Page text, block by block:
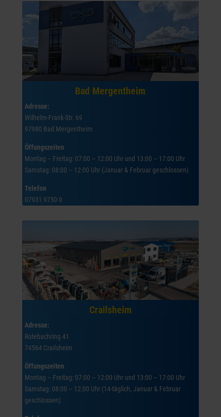
Bad Mergentheim
Adresse:
Wilhelm-Frank-Str. 69
97980 Bad Mergentheim
Öffungszeiten
Montag – Freitag: 07:00 – 12:00 Uhr und 13:00 – 17:00 Uhr
Samstag: 08:00 – 12:00 Uhr (Januar & Februar geschlossen)
Telefon
07931 9750 0
Crailsheim
Adresse:
Rotebachring 41
74564 Crailsheim
Öffungszeiten
Montag – Freitag: 07:00 – 12:00 Uhr und 13:00 – 17:00 Uhr
Samstag: 08:00 – 12:00 Uhr (14-täglich, Januar & Februar
geschlossen)